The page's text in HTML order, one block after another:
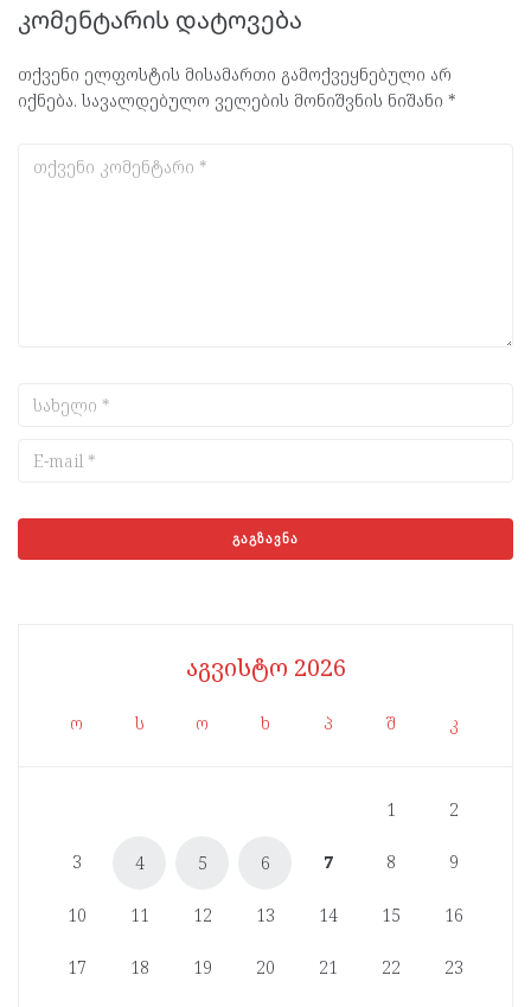
კომენტარის დატოვება
თქვენი ელფოსტის მისამართი გამოქვეყნებული არ
იქნება. სავალდებულო ველების მონიშვნის ნიშანი *
აგვისტო 2026
ო ს ო ხ პ შ კ
1 2
3 4 5 6 7 8 9
10 11 12 13 14 15 16
17 18 19 20 21 22 23